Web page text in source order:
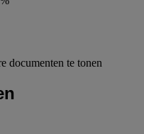
documenten te tonen